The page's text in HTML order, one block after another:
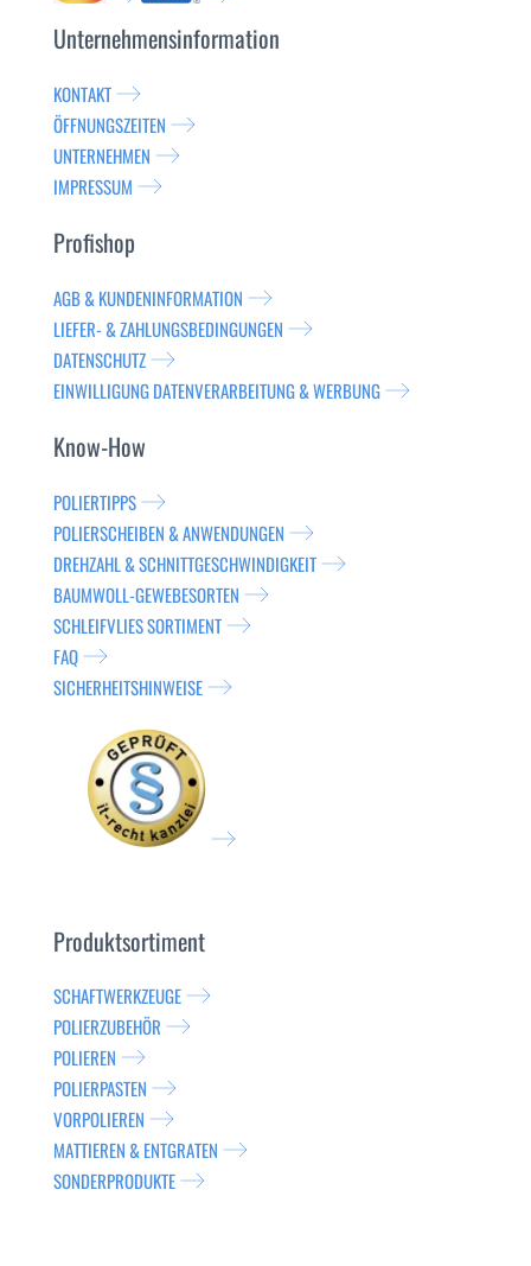
Unternehmensinformation
KONTAKT
ÖFFNUNGSZEITEN
UNTERNEHMEN
IMPRESSUM
Profishop
AGB & KUNDENINFORMATION
LIEFER- & ZAHLUNGSBEDINGUNGEN
DATENSCHUTZ
EINWILLIGUNG DATENVERARBEITUNG & WERBUNG
Know-How
POLIERTIPPS
POLIERSCHEIBEN & ANWENDUNGEN
DREHZAHL & SCHNITTGESCHWINDIGKEIT
BAUMWOLL-GEWEBESORTEN
SCHLEIFVLIES SORTIMENT
FAQ
SICHERHEITSHINWEISE
Produktsortiment
SCHAFTWERKZEUGE
POLIERZUBEHÖR
POLIEREN
POLIERPASTEN
VORPOLIEREN
MATTIEREN & ENTGRATEN
SONDERPRODUKTE